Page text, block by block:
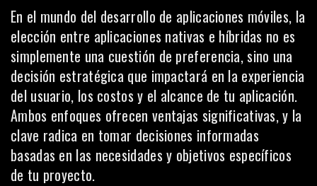
En el mundo del desarrollo de aplicaciones móviles, la
elección entre aplicaciones nativas e híbridas no es
simplemente una cuestión de preferencia, sino una
decisión estratégica que impactará en la experiencia
del usuario, los costos y el alcance de tu aplicación.
Ambos enfoques ofrecen ventajas significativas, y la
clave radica en tomar decisiones informadas
basadas en las necesidades y objetivos específicos
de tu proyecto.